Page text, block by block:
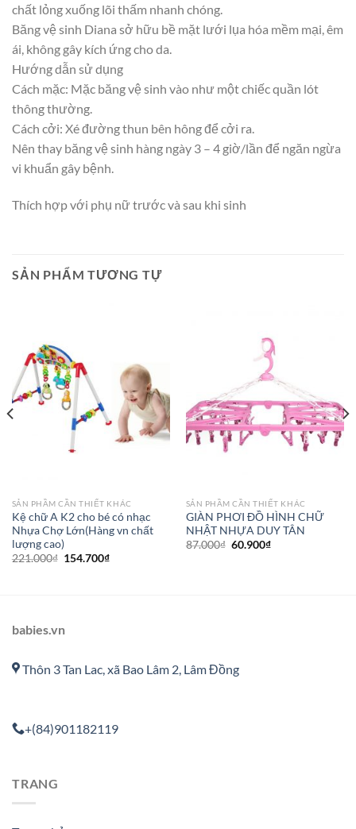
chất lỏng xuống lõi thấm nhanh chóng.
Băng vệ sinh Diana sở hữu bề mặt lưới lụa hóa mềm mại, êm
ái, không gây kích ứng cho da.
Hướng dẫn sử dụng
Cách mặc: Mặc băng vệ sinh vào như một chiếc quần lót
thông thường.
Cách cởi: Xé đường thun bên hông để cởi ra.
Nên thay băng vệ sinh hàng ngày 3 – 4 giờ/lần để ngăn ngừa
vi khuẩn gây bệnh.
Thích hợp với phụ nữ trước và sau khi sinh
SẢN PHẨM TƯƠNG TỰ
SẢN PHẦM CẦN THIẾT KHÁC
Kệ chữ A K2 cho bé có nhạc
Nhựa Chợ Lớn(Hàng vn chất
lượng cao)
221.000₫ 154.700₫
SẢN PHẦM CẦN THIẾT KHÁC
GIÀN PHƠI ĐỒ HÌNH CHỮ
NHẬT NHỰA DUY TÂN
87.000₫ 60.900₫
babies.vn
Thôn 3 Tan Lac, xã Bao Lâm 2, Lâm Đồng
+(84)901182119
TRANG